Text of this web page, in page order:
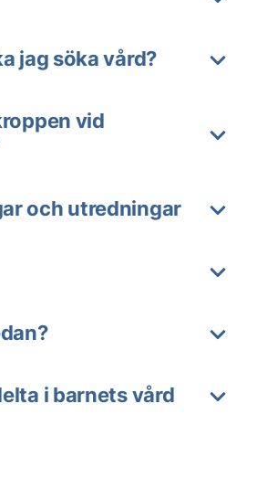
jag söka vård?
vid
och utredningar
i barnets vård